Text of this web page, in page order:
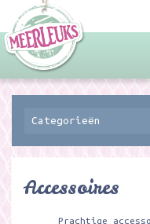
Categorieën
Accessoires
Prachtige